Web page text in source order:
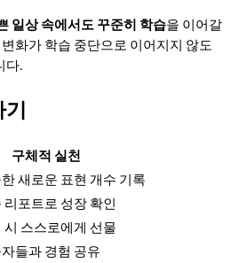
일상 속에서도 꾸준히 학습을 이어갈
화가 학습 중단으로 이어지지 않도
다.
기
구체적 실천
새로운 표현 개수 기록
리포트로 성장 확인
시 스스로에게 선물
들과 경험 공유